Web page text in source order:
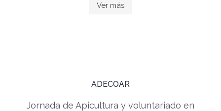
Ver más
ADECOAR
Jornada de Apicultura y voluntariado en